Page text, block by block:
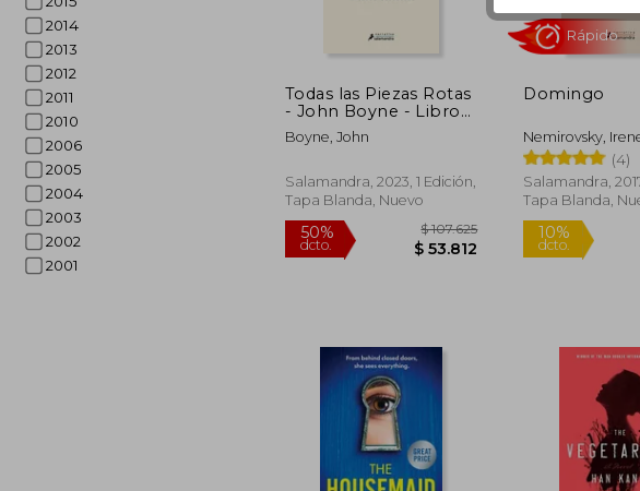
2014
2013
2012
2011
2010
2006
2005
2004
2003
2002
2001
50%
$ 64.954 dcto.
Todas las Piezas Rotas
- John Boyne - Libro
Físico
Boyne, John
Salamandra, 2023, 1 Edición,
Tapa Blanda, Nuevo
Domingo
Nemirovsky,
(4)
Salamandra,
Tapa Blanda,